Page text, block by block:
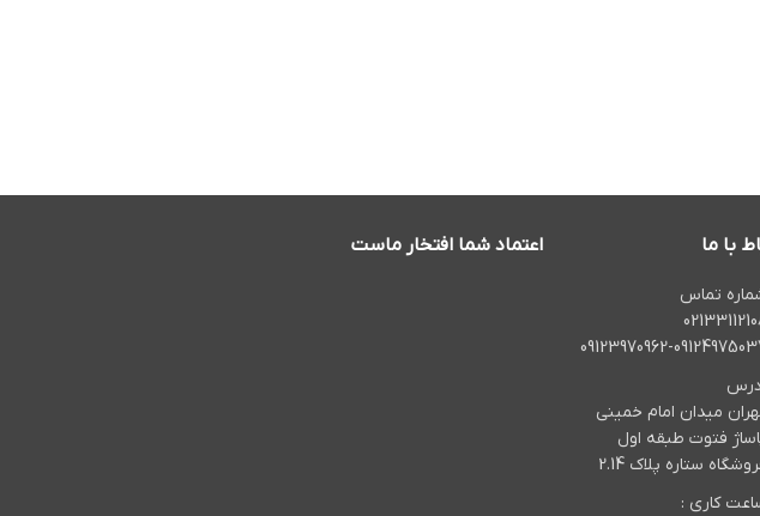
با ما
تماس
09123970962-
میدان امام خمینی
فتوت طبقه اول
ستاره پلاک 2.14
کاری :
اعتماد شما افتخار ماست